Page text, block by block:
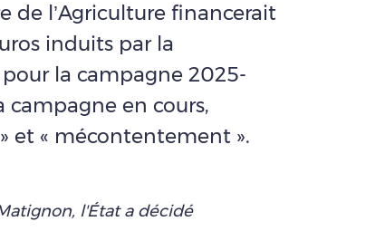
de l’Agriculture financerait
induits par la
la campagne 2025-
en cours,
et « mécontentement ».
l'État a décidé